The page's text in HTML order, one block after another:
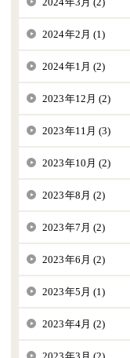
2024年2月 (1)
2024年1月 (2)
2023年12月 (2)
2023年11月 (3)
2023年10月 (2)
2023年8月 (2)
2023年7月 (2)
2023年6月 (2)
2023年5月 (1)
2023年4月 (2)